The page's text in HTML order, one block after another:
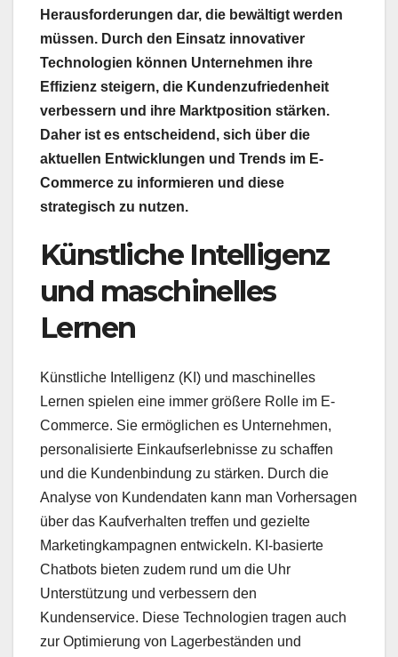
Herausforderungen dar, die bewältigt werden
müssen. Durch den Einsatz innovativer
Technologien können Unternehmen ihre
Effizienz steigern, die Kundenzufriedenheit
verbessern und ihre Marktposition stärken.
Daher ist es entscheidend, sich über die
aktuellen Entwicklungen und Trends im E-
Commerce zu informieren und diese
strategisch zu nutzen.
Künstliche Intelligenz
und maschinelles
Lernen
Künstliche Intelligenz (KI) und maschinelles
Lernen spielen eine immer größere Rolle im E-
Commerce. Sie ermöglichen es Unternehmen,
personalisierte Einkaufserlebnisse zu schaffen
und die Kundenbindung zu stärken. Durch die
Analyse von Kundendaten kann man Vorhersagen
über das Kaufverhalten treffen und gezielte
Marketingkampagnen entwickeln. KI-basierte
Chatbots bieten zudem rund um die Uhr
Unterstützung und verbessern den
Kundenservice. Diese Technologien tragen auch
zur Optimierung von Lagerbeständen und